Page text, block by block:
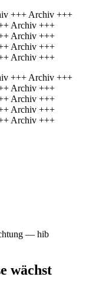
+++ Archiv +++
Archiv +++
Archiv +++
Archiv +++
Archiv +++
+++ Archiv +++
Archiv +++
Archiv +++
Archiv +++
Archiv +++
— hib
wächst